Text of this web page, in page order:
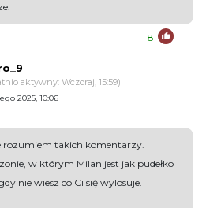
8
aktywny: Wczoraj, 15:59)
2025, 10:06
rozumiem takich komentarzy.
w którym Milan jest jak pudełko
nie wiesz co Ci się wylosuje.